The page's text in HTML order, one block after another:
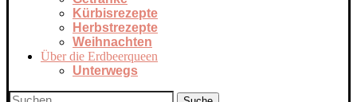
Kürbisrezepte
Herbstrezepte
Weihnachten
Über die Erdbeerqueen
Unterwegs